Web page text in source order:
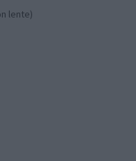
lente)